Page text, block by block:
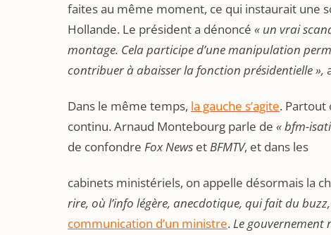
faites au même moment, ce qui instaurait une
Hollande. Le président a dénoncé « un vrai
montage. Cela participe d’une manipulation
contribuer à abaisser la fonction présidentielle »,
Dans le même temps, la gauche s’agite. Partout
continu. Arnaud Montebourg parle de « bfm-
de confondre Fox News etBFMTV, et dans les
cabinets ministériels, on appelle désormais la
rire, où l’info légère, anecdotique, qui fait du
communication d’un ministre.Le gouvernement